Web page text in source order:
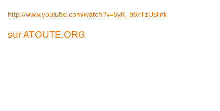
http://www.youtube.com/watch?v=6yK_b6xTzUslink
sur ATOUTE.ORG